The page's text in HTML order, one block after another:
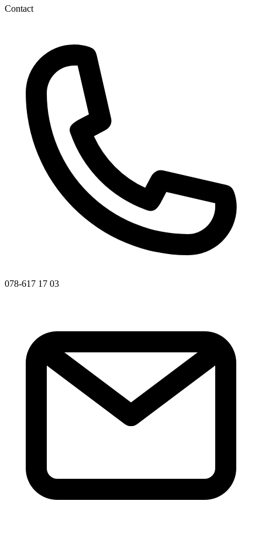
Contact
078-617 17 03